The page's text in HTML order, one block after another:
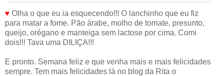
♥ Olha o que eu ia esquecendo!!! O lanchinho que eu fiz
para matar a fome. Pão árabe, molho de tomate, presunto,
queijo, orégano e manteiga sem lactose por cima. Comi
dois!!! Tava uma DILIÇA!!!
E pronto. Semana feliz e que venha mais e mais felicidades
sempre. Tem mais felicidades lá no blog da Rita o